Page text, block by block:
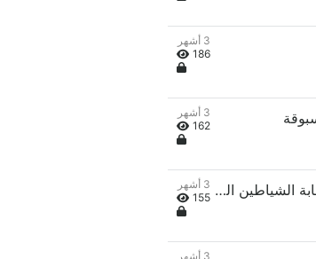
3 أشهر
186
3 أشهر
162
الفصل 46: ظهور لوك، المؤامرة الحقيقية لنقابة الشياطين الشريرة! 3 أشهر
155
3 أشهر